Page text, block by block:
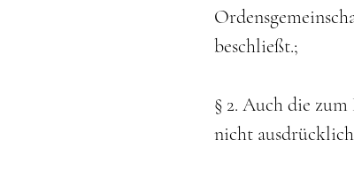
beschließt.;
§ 2. Auch die
nicht ausdrücklich